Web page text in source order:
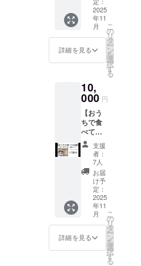
子様や大人
の方々まで
美味しいと
言って頂け
る味に仕上
※個人的には
料理できて
もモテませ
んでした
が、お客様
にはモテる
お店作りを
今後もして
いきます！
非お貸
しくだ
さい
来）、
酒精、
かんす
い ・原
材料
トマト
ﾄﾏﾄ・
け(ｲﾀﾘｱ
産)､ｶﾞﾗ
ｽｰﾌﾟ､ｿ
ﾃｰｵﾆｵﾝ､
ｻﾝﾁｭ味
噌､食
塩､ﾄﾏﾄ
ﾍﾟｰｽﾄ､
食用大
豆油､
にんに
く､しょ
うゆ､砂
糖､がら
ｽｰﾌﾟの
酒､醸造
調味料､
けま
す。 ・
現金へ
の交換
はでき
でませ
ん。 ・
スタッ
フにク
ラウド
ファン
ディン
グで支
援をし
た旨を
お声掛
けくだ
さい。
・有効
期間：
2025年
11月15
ケット
※静岡
店
ミック
スチー
ズのと
まと麺
店
モッツ
アレラ
チーズ
のとま
と麺 ・
静岡
店、名
古屋店
共通で
ご利用
いただ
けま
す。2枚
まとめ
ての利
用も可
2025
年11
月
詳細を見る
こ
の
リ
タ
ー
ン
を
選
択
す
る
10,
000 円
【おう
ちで食
べて応
援】 と
まと
らーめ
んセッ
ト3食分
を提供
致しま
す。 ・
保存方
法：麺
（冷
蔵）、
トマト
支援
者：
7人
お届
け予
定：
2025
年11
月
詳細を見る
こ
の
リ
タ
ー
ン
を
選
択
す
る